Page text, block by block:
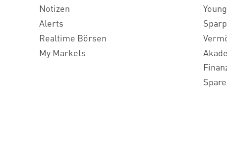
Notizen
Alerts
Realtime Börsen
My Markets